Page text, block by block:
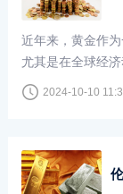
近年来，黄金作
尤其是在全球经
发凸显。伦敦金
强、价格透明，
2024-10-10